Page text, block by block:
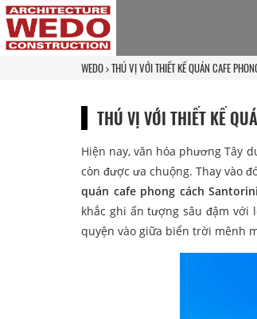
WEDO THÚ VỊ VỚI THIẾT KẾ QUÁN CAFE
THÚ VỊ VỚI THIẾT KẾ
Hiện nay, văn hóa phương Tây
còn được ưa chuộng. Thay vào
quán cafe phong cách Santorini
khắc ghi ấn tượng sâu đậm với
quyện vào giữa biển trời mênh